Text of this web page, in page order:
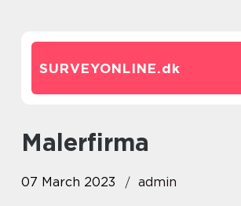
SURVEYONLINE.dk
Malerfirma
07 March 2023 admin